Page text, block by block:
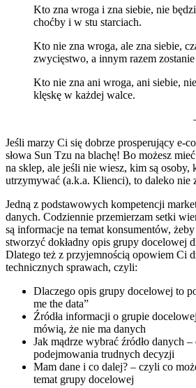
Kto zna wroga i zna siebie, nie
choćby i w stu starciach.
Kto nie zna wroga, ale zna siebie,
zwycięstwo, a innym razem
Kto nie zna ani wroga, ani siebie,
klęskę w każdej walce.
Jeśli marzy Ci się dobrze prosperujący e-
słowa Sun Tzu na blachę! Bo możesz
na sklep, ale jeśli nie wiesz, kim są osoby,
utrzymywać (a.k.a. Klienci), to daleko nie
Jedną z podstawowych kompetencji
danych. Codziennie przemierzam setki
są informacje na temat konsumentów,
stworzyć dokładny opis grupy docelowej
Dlatego też z przyjemnością opowiem Ci
technicznych sprawach, czyli:
Dlaczego opis grupy docelowej to
me the data”
Źródła informacji o grupie
mówią, że nie ma danych
Jak mądrze wybrać źródło danych
podejmowania trudnych decyzji
Mam dane i co dalej? – czyli co
temat grupy docelowej